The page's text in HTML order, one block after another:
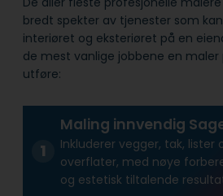
bredt spekter av tjenester som
interiøret og eksteriøret på en
de mest vanlige jobbene en maler
utføre:
Maling innvendig
Inkluderer vegger, tak, lister
overflater, med nøye
og estetisk tiltalende